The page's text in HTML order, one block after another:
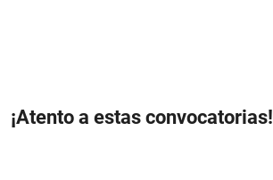
¡Atento a estas convocatorias!